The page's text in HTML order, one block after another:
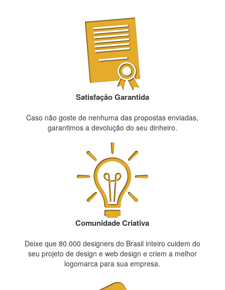
Satisfação Garantida
Caso não goste de nenhuma das propostas enviadas,
garantimos a devolução do seu dinheiro.
Comunidade Criativa
Deixe que 80.000 designers do Brasil inteiro cuidem do
seu projeto de design e web design e criem a melhor
logomarca para sua empresa.